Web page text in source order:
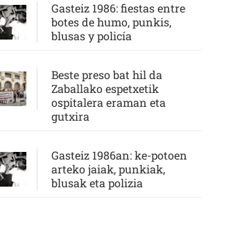
Gasteiz 1986: fiestas entre
botes de humo, punkis,
blusas y policía
Beste preso bat hil da
Zaballako espetxetik
ospitalera eraman eta
gutxira
Gasteiz 1986an: ke-potoen
arteko jaiak, punkiak,
blusak eta polizia